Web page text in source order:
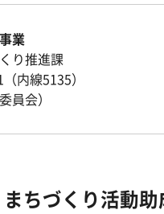
業
り推進課
内線5135）
員会）
ちづくり活動助